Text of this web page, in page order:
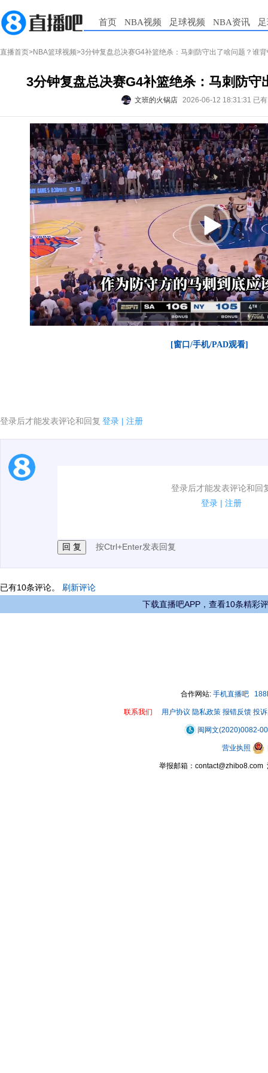
首页 NBA视频 足球视频 NBA资讯
直播首页>NBA篮球视频>3分钟复盘总决赛G4补篮绝杀：马刺防守出了啥问题？谁
3分钟复盘总决赛G4补篮绝杀：马刺防守
文班的火锅店 2026-06-12 18:31:31 已
[窗口/手机/PAD观看]
登录后才能发表评论和回复 登录 | 注册
登录后才能发表评论和回
登录 | 注册
1.电脑端新用户可以发表评论了！
按Ctrl+Enter发表回复
已有10条评论。 刷新评论
下载直播吧APP，查看10条精彩
合作网站: 手机直播吧
联系我们 用户协议 隐私政策 报错反馈 投
闽网文(2020)0082-
营业执照
举报邮箱：